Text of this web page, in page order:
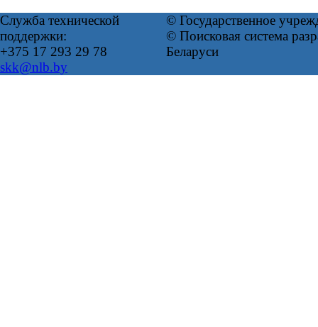
Служба технической
поддержки:
+375 17 293 29 78
skk@nlb.by
© Государственное
© Поисковая система
Беларуси